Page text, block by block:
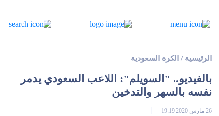
الرئيسية / الكرة السعودية
بالفيديو.. "السويلم": اللاعب السعودي يدمر
نفسه بالسهر والتدخين
26 مارس 2020 19:19